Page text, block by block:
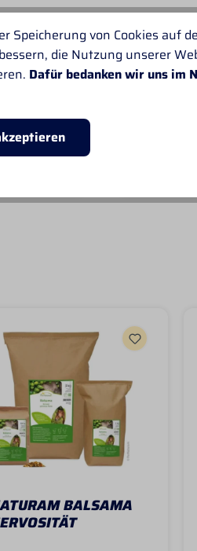
Super
BALSAMA
Speicherung von Cookies auf
die Nutzung unserer
Dafür bedanken wir uns im